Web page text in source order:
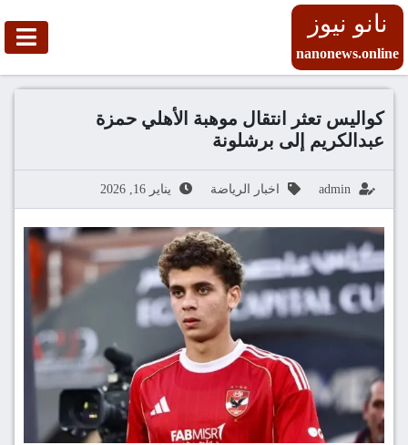
نانو نيوز
nanonews.online
كواليس تعثر انتقال موهبة الأهلي حمزة
عبدالكريم إلى برشلونة
admin اخبار الرياضة يناير 16, 2026